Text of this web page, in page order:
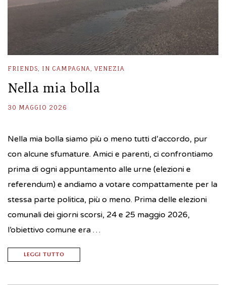
FRIENDS, IN CAMPAGNA, VENEZIA
Nella mia bolla
30 MAGGIO 2026
Nella mia bolla siamo più o meno tutti d’accordo, pur
con alcune sfumature. Amici e parenti, ci confrontiamo
prima di ogni appuntamento alle urne (elezioni e
referendum) e andiamo a votare compattamente per la
stessa parte politica, più o meno. Prima delle elezioni
comunali dei giorni scorsi, 24 e 25 maggio 2026,
l’obiettivo comune era …
LEGGI TUTTO